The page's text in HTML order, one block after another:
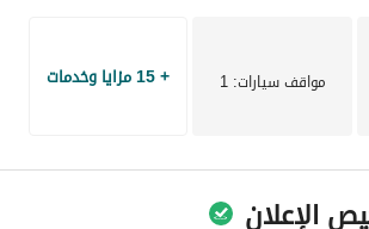
مواقف سيارات: 1 + 15 مزايا وخدمات
الإعلان